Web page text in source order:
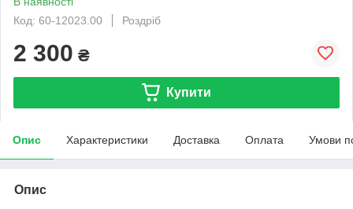
Код: 60-12023.00
Роздріб
2 300 ₴
Купити
Опис Характеристики Доставка Оплата Умови
Опис